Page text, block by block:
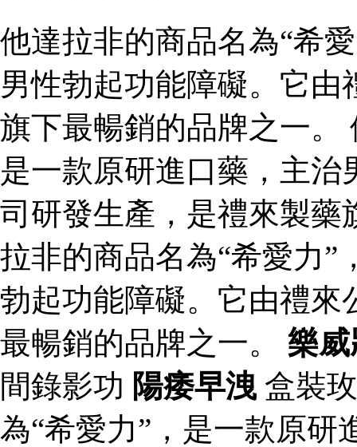
他達拉非的商品名為“希
男性勃起功能障礙。它
旗下最暢銷的品牌之一。
是一款原研進口藥，主
司研發生產，是禮來製藥
拉非的商品名為“希愛力”
勃起功能障礙。它由禮來
最暢銷的品牌之一。 樂威
間錄影功 陽痿早洩 盒裝
為“希愛力”，是一款原研